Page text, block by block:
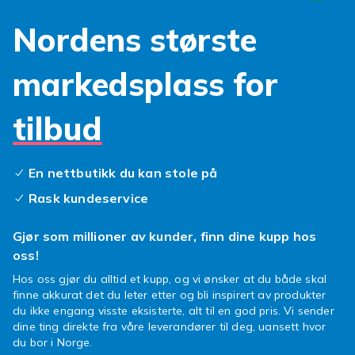
Kompatible deksler, skjermbeskyttere og
ladere til alle Xiaomi-generasjoner. Velg alltid
tilbehoer merket kompatibelt med din
spesifikke modell. Nye produkter legges til
jevnlig og vi leverer raskt direkte hjem til deg.
Sammenlign og finn det beste tilbudet hos
Xiaomi-tilbehørhos Fyndiq.
Xiaomi ble grunnlagt i 2010 og er en av
Xiaomi tilbyr fremragende pris/kvalitet i alle
er mellomklassen og POCO er rettet mot
gaming-entusiaster. Kompatibelt Xiaomi-
tilbehoer gir deg et bredere utvalg til lavere
priser enn originalt tilbehoer. Kontroller alltid
Nordens største
markedsplass for
tilbud
En nettbutikk du kan stole på
Rask kundeservice
Gjør som millioner av kunder, finn dine kupp hos
oss!
Hos oss gjør du alltid et kupp, og vi ønsker at du både skal
finne akkurat det du leter etter og bli inspirert av produkter
du ikke engang visste eksisterte, alt til en god pris. Vi sender
dine ting direkte fra våre leverandører til deg, uansett hvor
du bor i Norge.